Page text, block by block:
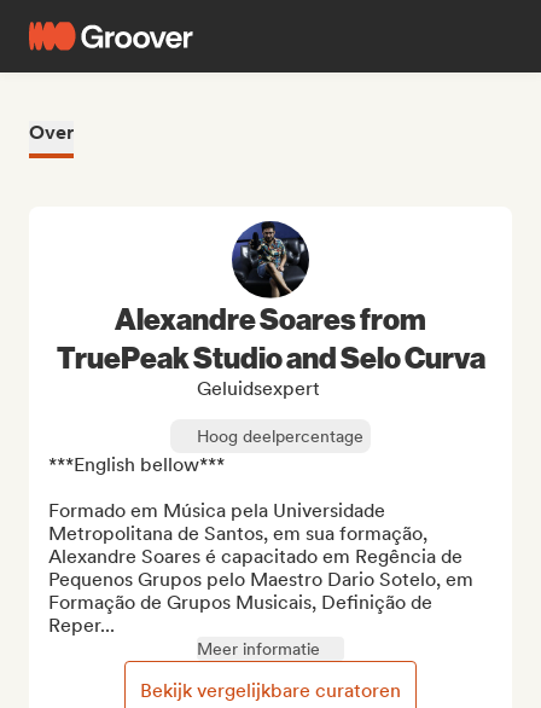
Over
Alexandre Soares from
TruePeak Studio and Selo Curva
Geluidsexpert
Hoog deelpercentage
***English bellow***
Formado em Música pela Universidade
Metropolitana de Santos, em sua formação,
Alexandre Soares é capacitado em Regência de
Pequenos Grupos pelo Maestro Dario Sotelo, em
Formação de Grupos Musicais, Definição de
Reper...
Meer informatie
Bekijk vergelijkbare curatoren